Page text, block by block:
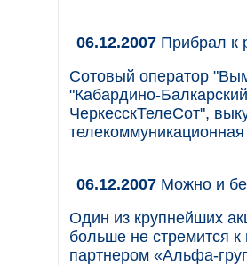
06.12.2007 Прибрал к
Сотовый оператор
"Кабардино-
ЧеркесскТелеСот",
06.12.2007 Можно и
Один из крупнейших
больше не стремится
партнером «Альфа-